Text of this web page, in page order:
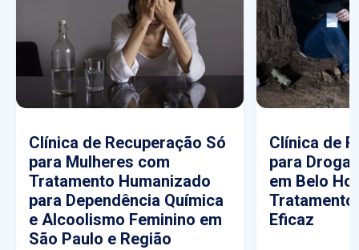
Clínica de Recuperação Só
para Mulheres com
Tratamento Humanizado
para Dependência Química
e Alcoolismo Feminino em
São Paulo e Região
Clínica de
para
em Belo
Tratamento
Eficaz